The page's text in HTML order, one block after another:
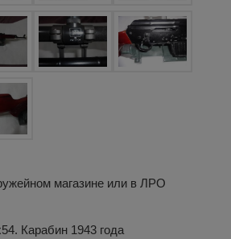
магазине или в ЛРО
Карабин 1943 года